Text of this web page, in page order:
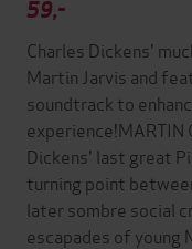
59,-
Charles Dickens'
Martin Jarvis and
soundtrack to
experience!MARTIN
Dickens' last great
turning point
later sombre social
escapades of young